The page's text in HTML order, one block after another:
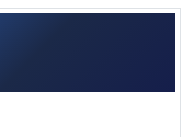
• ケーススタディ